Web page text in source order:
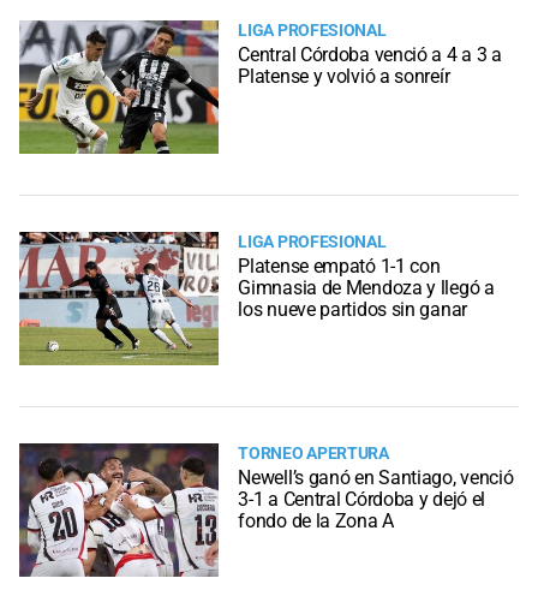
LIGA PROFESIONAL
Central Córdoba venció a 4 a 3 a
Platense y volvió a sonreír
LIGA PROFESIONAL
Platense empató 1-1 con
Gimnasia de Mendoza y llegó a
los nueve partidos sin ganar
TORNEO APERTURA
Newell’s ganó en Santiago, venció
3-1 a Central Córdoba y dejó el
fondo de la Zona A